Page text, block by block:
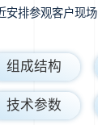
安排参观客户现场
组成结构
技术参数